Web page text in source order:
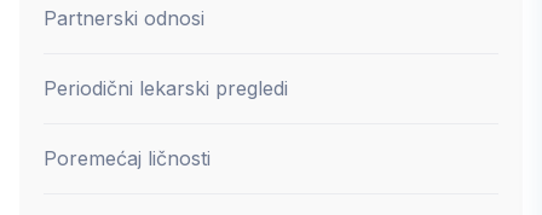
Partnerski odnosi
Periodični lekarski pregledi
Poremećaj ličnosti